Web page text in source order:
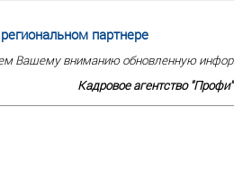
партнере
Вашему вниманию обновленную
Кадровое агентство